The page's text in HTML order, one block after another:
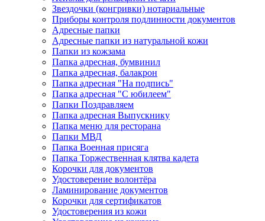
Звездочки (конгривки) нотариальные
Приборы контроля подлинности документов
Адресные папки
Адресные папки из натуральной кожи
Папки из кожзама
Папка адресная, бумвинил
Папка адресная, балакрон
Папка адресная "На подпись"
Папка адресная "C юбилеем"
Папки Поздравляем
Папка адресная Выпускнику
Папка меню для ресторана
Папки МВД
Папка Военная присяга
Папка Торжественная клятва кадета
Корочки для документов
Удостоверение волонтёра
Ламинирование документов
Корочки для сертификатов
Удостоверения из кожи